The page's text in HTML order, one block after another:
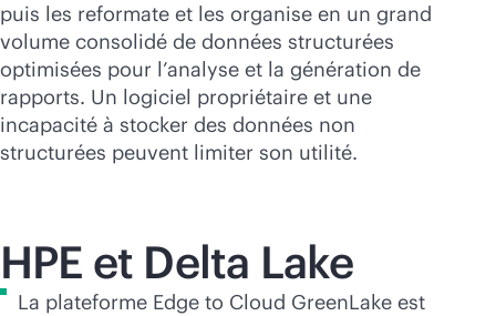
puis les reformate et les organise en un grand
volume consolidé de données structurées
optimisées pour l’analyse et la génération de
rapports. Un logiciel propriétaire et une
incapacité à stocker des données non
structurées peuvent limiter son utilité.
HPE et Delta Lake
La plateforme Edge to Cloud GreenLake est